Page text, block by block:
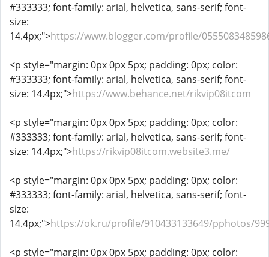
#333333; font-family: arial, helvetica, sans-serif; font-
size:
14.4px;">https://www.blogger.com/profile/
<p style="margin: 0px 0px 5px; padding: 0px; color:
#333333; font-family: arial, helvetica, sans-serif; font-
size: 14.4px;">https://www.behance.net/rikvip08itcom
<p style="margin: 0px 0px 5px; padding: 0px; color:
#333333; font-family: arial, helvetica, sans-serif; font-
size: 14.4px;">https://rikvip08itcom.website3.me/
<p style="margin: 0px 0px 5px; padding: 0px; color:
#333333; font-family: arial, helvetica, sans-serif; font-
size:
14.4px;">https://ok.ru/profile/910433133649/pphotos/
<p style="margin: 0px 0px 5px; padding: 0px; color: